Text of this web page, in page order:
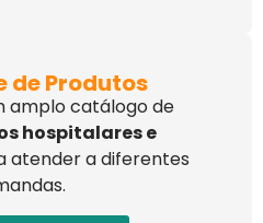
de Produtos
amplo catálogo de
hospitalares e
atender a diferentes